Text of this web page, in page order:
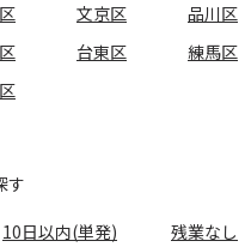
文京区 品川区
台東区 練馬区
す
10日以内(単発) 残業なし